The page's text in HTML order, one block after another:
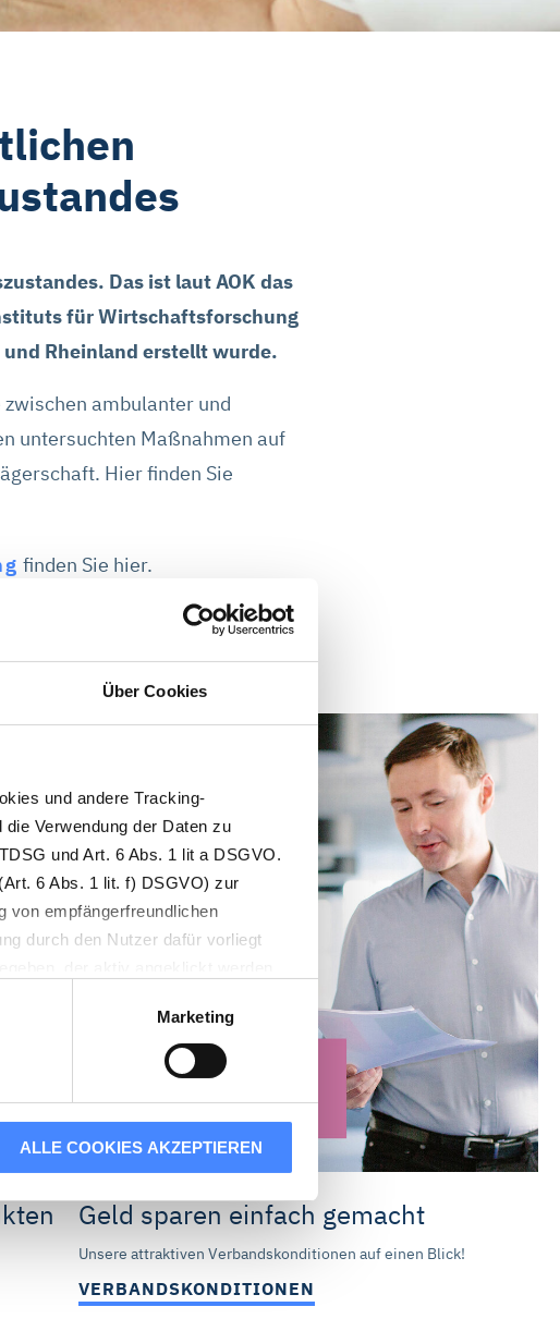
Über Cookies
und andere Tracking-
Verwendung der Daten zu
und Art. 6 Abs. 1 lit a DSGVO.
6 Abs. 1 lit. f) DSGVO) zur
von empfängerfreundlichen
durch den Nutzer dafür vorliegt
wird von der Usercentrics A/S,
eines Cookies technisch
Werbung auch auf anderen
verknüpfen und zur
von Statistik-Cookies oder
Cookies dar, die derzeit von
Marketing
ALLE COOKIES AKZEPTIEREN
Das ist laut AOK das
für Wirtschaftsforschung
Rheinland erstellt wurde.
ambulanter und
untersuchten Maßnahmen auf
Hier finden Sie
finden Sie hier.
Geld sparen einfach gemacht
Unsere attraktiven Verbandskonditionen auf einen Blick!
VERBANDSKONDITIONEN